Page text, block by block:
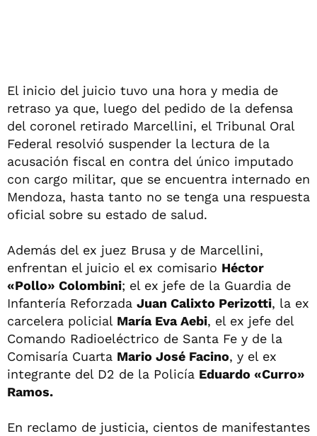
El inicio del juicio tuvo una hora y media de
retraso ya que, luego del pedido de la defensa
del coronel retirado Marcellini, el Tribunal Oral
Federal resolvió suspender la lectura de la
acusación fiscal en contra del único imputado
con cargo militar, que se encuentra internado en
Mendoza, hasta tanto no se tenga una respuesta
oficial sobre su estado de salud.
Además del ex juez Brusa y de Marcellini,
enfrentan el juicio el ex comisario Héctor
«Pollo» Colombini; el ex jefe de la Guardia de
Infantería Reforzada Juan Calixto Perizotti, la ex
carcelera policial María Eva Aebi, el ex jefe del
Comando Radioeléctrico de Santa Fe y de la
Comisaría Cuarta Mario José Facino, y el ex
integrante del D2 de la Policía Eduardo «Curro»
Ramos.
En reclamo de justicia, cientos de manifestantes